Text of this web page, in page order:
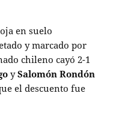
en suelo
y marcado por
chileno cayó 2-1
ySalomón Rondón
el descuento fue